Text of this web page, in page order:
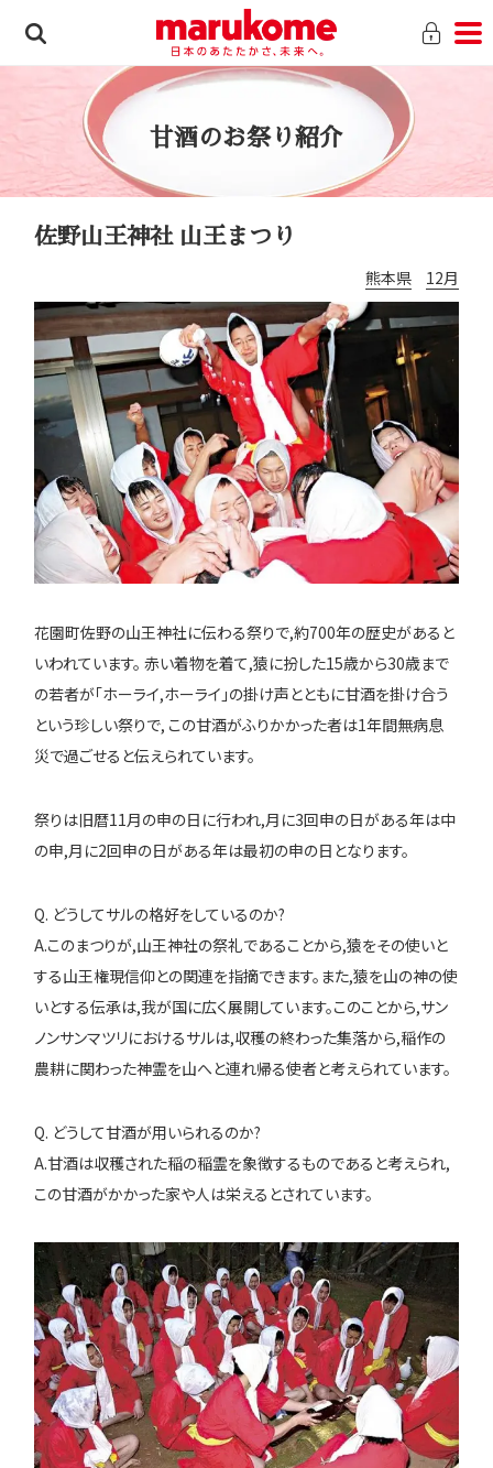
甘酒のお祭り紹介
佐野山王神社 山王まつり
熊本県 12月
花園町佐野の山王神社に伝わる祭りで,約700年の歴史があると
いわれています。 赤い着物を着て,猿に扮した15歳から30歳まで
の若者が「ホーライ,ホーライ」の掛け声とともに甘酒を掛け合う
という珍しい祭りで, この甘酒がふりかかった者は1年間無病息
災で過ごせると伝えられています。
祭りは旧暦11月の申の日に行われ,月に3回申の日がある年は中
の申,月に2回申の日がある年は最初の申の日となります。
Q. どうしてサルの格好をしているのか?
A.このまつりが,山王神社の祭礼であることから,猿をその使いと
する山王権現信仰との関連を指摘できます。また,猿を山の神の使
いとする伝承は,我が国に広く展開しています。このことから,サン
ノンサンマツリにおけるサルは,収穫の終わった集落から,稲作の
農耕に関わった神霊を山へと連れ帰る使者と考えられています。
Q. どうして甘酒が用いられるのか?
A.甘酒は収穫された稲の稲霊を象徴するものであると考えられ,
この甘酒がかかった家や人は栄えるとされています。